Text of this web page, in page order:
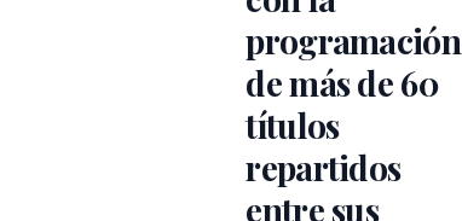
programación
de más de 60
títulos
repartidos
entre sus